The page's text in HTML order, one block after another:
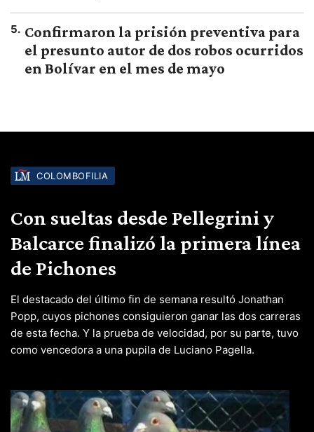
5. Confirmaron la prisión preventiva para
el presunto autor de dos robos ocurridos
en Bolívar en el mes de mayo
COLOMBOFILIA
Con sueltas desde Pellegrini y
Balcarce finalizó la primera línea
de Pichones
El destacado del último fin de semana resultó Jonathan
Popp, cuyos pichones consiguieron ganar las dos carreras
de esta fecha. Y la prueba de velocidad, por su parte, tuvo
como vencedora a una pupila de Luciano Pagella.